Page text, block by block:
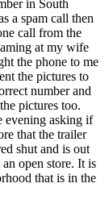
in South
a spam call then
call from the
at my wife
the phone to me
the pictures to
number and
pictures too.
evening asking if
that the trailer
shut and is out
open store. It is
that is in the